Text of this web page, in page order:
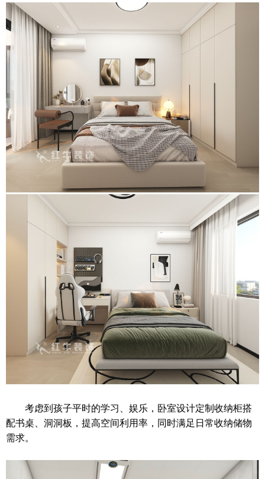
考虑到孩子平时的学习、娱乐，卧室设计定制收纳柜搭
配书桌、洞洞板，提高空间利用率，同时满足日常收纳储物
需求。